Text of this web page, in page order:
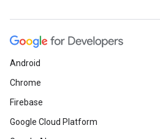
Android
Chrome
Firebase
Google Cloud Platform